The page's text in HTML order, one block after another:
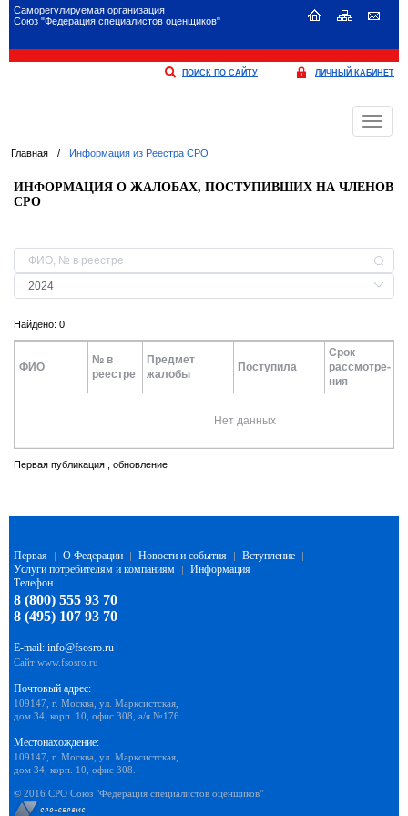
Саморегулируемая организация
Союз "Федерация специалистов оценщиков"
ПОИСК ПО САЙТУ ЛИЧНЫЙ КАБИНЕТ
Меню
Главная / Информация из Реестра СРО
ИНФОРМАЦИЯ О ЖАЛОБАХ, ПОСТУПИВШИХ НА ЧЛЕНОВ
СРО
Найдено: 0
ФИО
№ в
реестре
Предмет
жалобы
Поступила
Срок
рассмотре-
ния
Нет данных
Первая публикация , обновление
Первая | О Федерации | Новости и события | Вступление |
Услуги потребителям и компаниям |
Информация
Телефон
8 (800) 555 93 70
8 (495) 107 93 70
E-mail: info@fsosro.ru
Сайт www.fsosro.ru
Почтовый адрес:
109147, г. Москва, ул. Марксистская,
дом 34, корп. 10, офис 308, а/я №176.
Местонахождение:
109147, г. Москва, ул. Марксистская,
дом 34, корп. 10, офис 308.
© 2016 СРО Союз "Федерация специалистов оценщиков"